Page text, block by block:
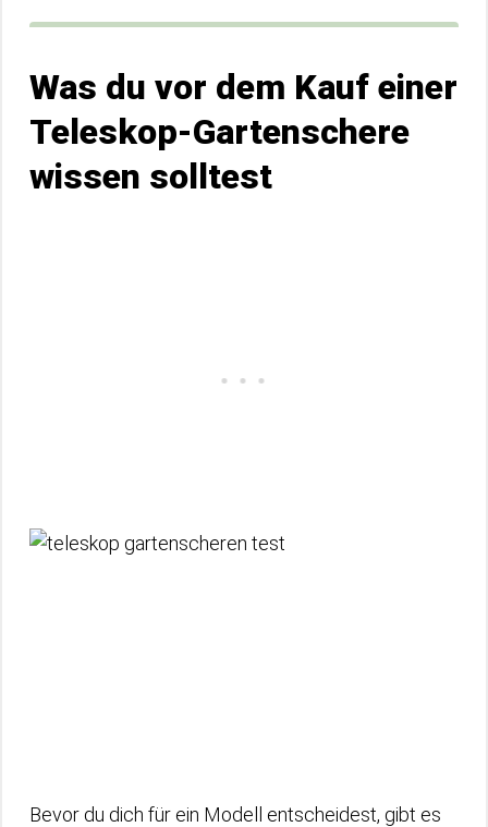
Was du vor dem Kauf einer
Teleskop-Gartenschere
wissen solltest
Bevor du dich für ein Modell entscheidest, gibt es